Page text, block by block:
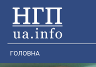
ГОЛОВНА